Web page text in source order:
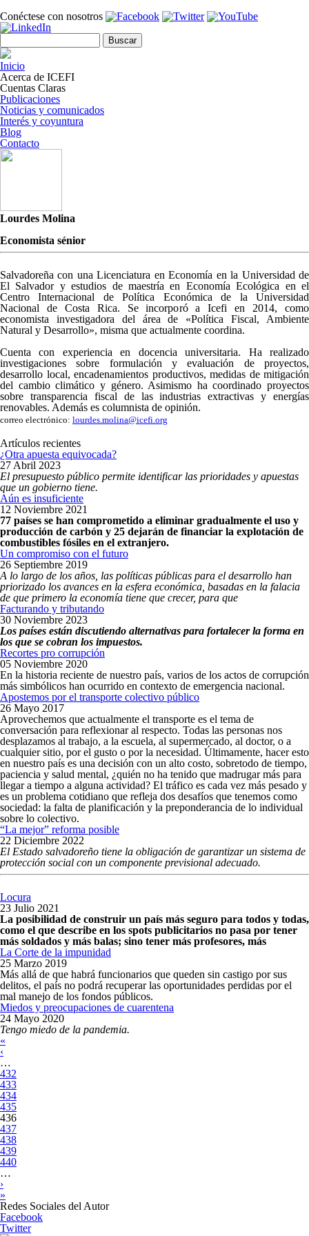
Conéctese con nosotros
Formulario de búsqueda
Inicio
Acerca de ICEFI
Cuentas Claras
Publicaciones
Noticias y comunicados
Interés y coyuntura
Blog
Contacto
Lourdes Molina
Economista sénior
Salvadoreña con una Licenciatura en Economía en la Universidad de
El Salvador y estudios de maestría en Economía Ecológica en el
Centro Internacional de Política Económica de la Universidad
Nacional de Costa Rica. Se incorporó a Icefi en 2014, como
economista investigadora del área de «Política Fiscal, Ambiente
Natural y Desarrollo», misma que actualmente coordina.
Cuenta con experiencia en docencia universitaria. Ha realizado
investigaciones sobre formulación y evaluación de proyectos,
desarrollo local, encadenamientos productivos, medidas de mitigación
del cambio climático y género. Asimismo ha coordinado proyectos
sobre transparencia fiscal de las industrias extractivas y energías
renovables. Además es columnista de opinión.
correo electrónico: lourdes.molina@icefi.org
Artículos recientes
¿Otra apuesta equivocada?
27 Abril 2023
El presupuesto público permite identificar las prioridades y apuestas
que un gobierno tiene.
Aún es insuficiente
12 Noviembre 2021
77 países se han comprometido a eliminar gradualmente el uso y
producción de carbón y 25 dejarán de financiar la explotación de
combustibles fósiles en el extranjero.
Un compromiso con el futuro
26 Septiembre 2019
A lo largo de los años, las políticas públicas para el desarrollo han
priorizado los avances en la esfera económica, basadas en la falacia
de que primero la economía tiene que crecer, para que
Facturando y tributando
30 Noviembre 2023
Los países están discutiendo alternativas para fortalecer la forma en
los que se cobran los impuestos.
Recortes pro corrupción
05 Noviembre 2020
En la historia reciente de nuestro país, varios de los actos de corrupción
más simbólicos han ocurrido en contexto de emergencia nacional.
Apostemos por el transporte colectivo público
26 Mayo 2017
Aprovechemos que actualmente el transporte es el tema de
conversación para reflexionar al respecto. Todas las personas nos
desplazamos al trabajo, a la escuela, al supermercado, al doctor, o a
cualquier sitio, por el gusto o por la necesidad. Últimamente, hacer esto
en nuestro país es una decisión con un alto costo, sobretodo de tiempo,
paciencia y salud mental, ¿quién no ha tenido que madrugar más para
llegar a tiempo a alguna actividad? El tráfico es cada vez más pesado y
es un problema cotidiano que refleja dos desafíos que tenemos como
sociedad: la falta de planificación y la preponderancia de lo individual
sobre lo colectivo.
“La mejor” reforma posible
22 Diciembre 2022
El Estado salvadoreño tiene la obligación de garantizar un sistema de
protección social con un componente previsional adecuado.
Locura
23 Julio 2021
La posibilidad de construir un país más seguro para todos y todas,
como el que describe en los spots publicitarios no pasa por tener
más soldados y más balas; sino tener más profesores, más
La Corte de la impunidad
25 Marzo 2019
Más allá de que habrá funcionarios que queden sin castigo por sus
delitos, el país no podrá recuperar las oportunidades perdidas por el
mal manejo de los fondos públicos.
Miedos y preocupaciones de cuarentena
24 Mayo 2020
Tengo miedo de la pandemia.
Páginas
«
‹
…
432
433
434
435
436
437
438
439
440
…
›
»
Redes Sociales del Autor
Facebook
Twitter